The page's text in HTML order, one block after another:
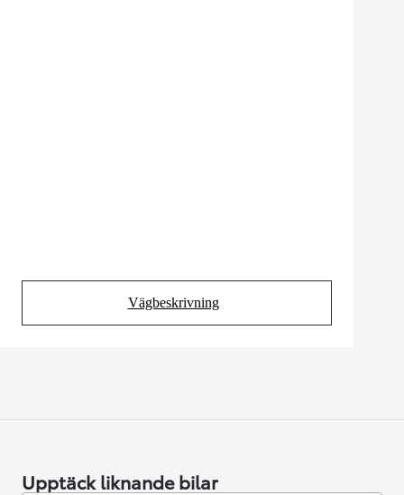
Vägbeskrivning
(Opens in new tab)
Upptäck liknande bilar